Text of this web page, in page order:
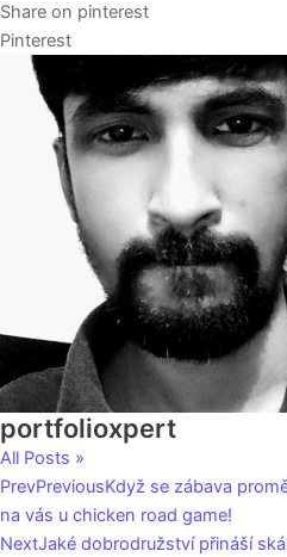
Share on pinterest
Pinterest
portfolioxpert
All Posts »
PrevPreviousKdyž se zábava
na vás u chicken road game!
NextJaké dobrodružství přináší